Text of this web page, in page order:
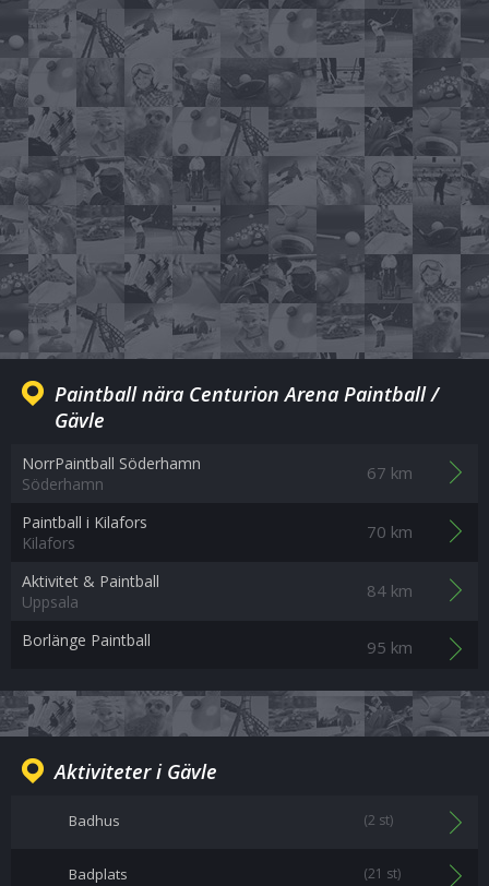
Paintball nära Centurion Arena Paintball /
Gävle
NorrPaintball Söderhamn
Söderhamn
67 km
Paintball i Kilafors
Kilafors
70 km
Aktivitet & Paintball
Uppsala
84 km
Borlänge Paintball 95 km
Aktiviteter i Gävle
Badhus (2 st)
Badplats (21 st)